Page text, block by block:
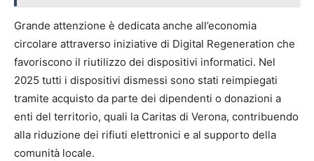
Grande attenzione è dedicata anche all’economia
circolare attraverso iniziative di Digital Regeneration che
favoriscono il riutilizzo dei dispositivi informatici. Nel
2025 tutti i dispositivi dismessi sono stati reimpiegati
tramite acquisto da parte dei dipendenti o donazioni a
enti del territorio, quali la Caritas di Verona, contribuendo
alla riduzione dei rifiuti elettronici e al supporto della
comunità locale.